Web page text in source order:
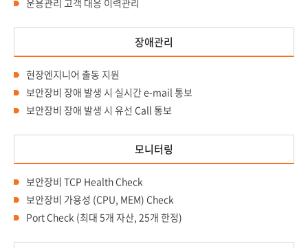
운용관리 고객 대응 이력관리
장애관리
현장엔지니어 출동 지원
보안장비 장애 발생 시 실시간 e-mail 통보
보안장비 장애 발생 시 유선 Call 통보
모니터링
보안장비 TCP Health Check
보안장비 가용성 (CPU, MEM) Check
Port Check (최대 5개 자산, 25개 한정)